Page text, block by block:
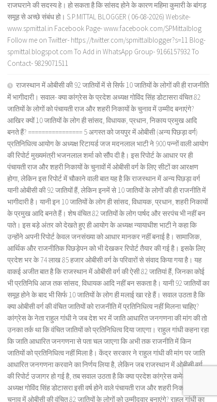
राजघराने की सदस्य हे। हो सकता है कि सांसद होने के कारण महिमा कुमारी के बांगड़
समूह से अच्छे संबंध हो। S.P.MITTAL BLOGGER ( 06-08-2026) Website-
www.spmittal.in Facebook Page- www.facebook.com/SPMittalblog
Follow me on Twitter- https://twitter.com/spmittalblogger?s=11 Blog-
spmittal.blogspot.com To Add in WhatsApp Group- 9166157932 To
Contact- 9829071511
राजस्थान में ओबीसी की 92 जातियों में से सिर्फ 10 जातियों के लोगों की ही राजनीति
में भागीदारी। सवाल- क्या कांग्रेस के प्रदेश अध्यक्ष गोविंद सिंह डोटासरा वंचित 82
जातियों के लोगों को पंचायती राज और शहरी निकायों के चुनाव में उम्मीद बनाएंगे?
आखिर क्यों 10 जातियों के लोग ही सांसद, विधायक, प्रधान, निकाय प्रमुख आदि
बनते हैं? ================ 5 अगस्त को जयपुर में ओबीसी (अन्य पिछड़ा वर्ग)
प्रतिनिधित्व आयोग के अध्यक्ष रिटायर्ड जज मदनलाल भाटी ने 900 पन्नों वाली आयोग
की रिपोर्ट मुख्यमंत्री भजनलाल शर्मा को सौंप दी है। इस रिपोर्ट के आधार पर ही
पंचायती राज और शहरी निकायों के चुनावों में ओबीसी वर्ग के लिए सीटों का आरक्षण
होगा, लेकिन इस रिपोर्ट में चौकाने वाली बात यह है कि राजस्थान में अन्य पिछड़ा वर्ग
यानी ओबीसी की 92 जातियों हैं, लेकिन इनमें से 10 जातियों के लोगों की ही राजनीति में
भागीदारी है। यानी इन 10 जातियों के लोग ही सांसद, विधायक, प्रधान, शहरी निकायों
के प्रमुख आदि बनते हैं। शेष वंचित 82 जातियों के लोग पार्षद और सरपंच भी नहीं बन
पाते। इस बड़े अंतर को देखते हुए ही आयोग के अध्यक्ष न्यायाधीश भाटी ने कहा कि
उन्होंने अपनी रिपोर्ट केवल जनसंख्या को आधार मानकर नहीं बनाई है। सामाजिक,
आर्थिक और राजनीतिक पिछड़ेपन को भी देखकर रिपोर्ट तैयार की गई है। इसके लिए
प्रदेश भर के 74 लाख 85 हजार ओबीसी वर्ग के परिवारों से संवाद किया गया है। यह
वाकई अजीत बात है कि राजस्थान में ओबीसी वर्ग की ऐसी 82 जातियां हैं, जिनका कोई
भी प्रतिनिधि आज तक सांसद, विधायक आदि नहीं बन सकता है। यानी 92 जातियों का
समूह होने के बाद भी सिर्फ 10 जातियों के लोग ही मलाई खा रहे हैं। सवाल उठता है कि
क्या ओबीसी वर्ग की वंचित जातियों को राजनीति में प्रतिनिधित्व नहीं मिलना चाहिए?
कांग्रेस के नेता राहुल गांधी ने जब देश भर में जाति आधारित जनगणना की मांग की तो
उनका तर्क था कि वंचित जातियों को प्रतिनिधित्व दिया जाएगा। राहुल गांधी कहना रहा
कि जाति आधारित जनगणना से पता चल जाएगा कि अभी तक राजनीति में किन
जातियों को प्रतिनिधित्व नहीं मिला है। केंद्र सरकार ने राहुल गांधी की मांग पर जाति
आधारित जनगणना करवाने का निर्णय लिया है, लेकिन जब राजस्थान में ओबीसी वर्ग
की रिपोर्ट उजागर हो गई है, तब सवाल उठता है कि क्या प्रदेश कांग्रेस कमेटी के
अध्यक्ष गोविंद सिंह डोटासरा इसी वर्ष होने वाले पंचायती राज और शहरी निकायों के
चुनाव में ओबीसी की वंचित 82 जातियों के लोगों को उम्मीदवार बनाएंगे? राहुल गांधी का